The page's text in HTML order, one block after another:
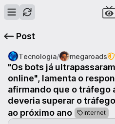
Post
Tecnologia/ megaroads
"Os bots já
online", lamenta o
afirmando que o tráfego
deveria superar o
ao próximo ano
Internet